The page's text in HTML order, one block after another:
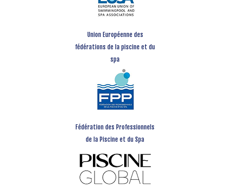
Union Européenne des
fédérations de la piscine et du
spa
Fédération des Professionnels
de la Piscine et du Spa